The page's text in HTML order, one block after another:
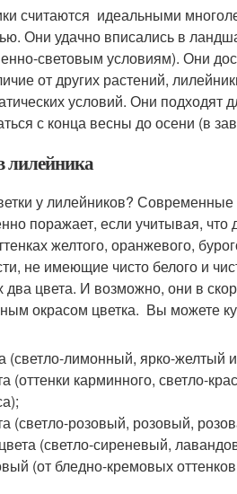
считаются идеальными
Они удачно вписались в
световым условиям). Они
от других растений,
условий. Они
с конца весны до осени (в
лилейника
у лилейников?
поражает, если учитывая,
желтого, оранжевого,
не имеющие чисто белого и
два цвета. И возможно, они в
окрасом цветка. Вы можете
(светло-лимонный, ярко-желтый
(оттенки карминного, светло-
(светло-розовый, розовый,
(светло-сиреневый,
(от бледно-кремовых